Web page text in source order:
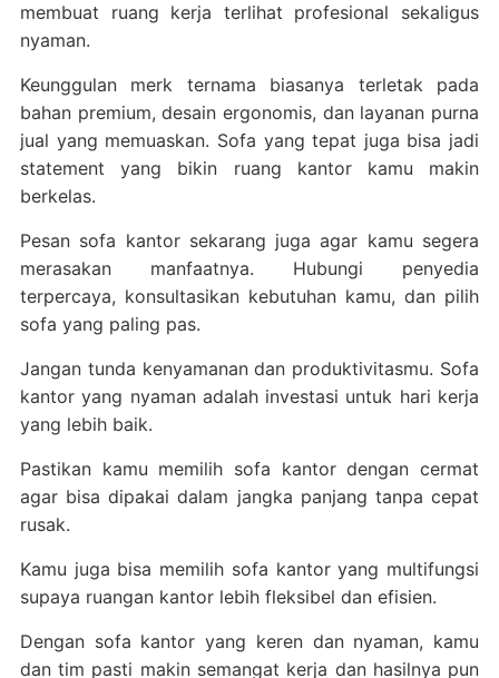
membuat ruang kerja terlihat profesional sekaligus
nyaman.
Keunggulan merk ternama biasanya terletak pada
bahan premium, desain ergonomis, dan layanan purna
jual yang memuaskan. Sofa yang tepat juga bisa jadi
statement yang bikin ruang kantor kamu makin
berkelas.
Pesan sofa kantor sekarang juga agar kamu segera
merasakan manfaatnya. Hubungi penyedia
terpercaya, konsultasikan kebutuhan kamu, dan pilih
sofa yang paling pas.
Jangan tunda kenyamanan dan produktivitasmu. Sofa
kantor yang nyaman adalah investasi untuk hari kerja
yang lebih baik.
Pastikan kamu memilih sofa kantor dengan cermat
agar bisa dipakai dalam jangka panjang tanpa cepat
rusak.
Kamu juga bisa memilih sofa kantor yang multifungsi
supaya ruangan kantor lebih fleksibel dan efisien.
Dengan sofa kantor yang keren dan nyaman, kamu
dan tim pasti makin semangat kerja dan hasilnya pun